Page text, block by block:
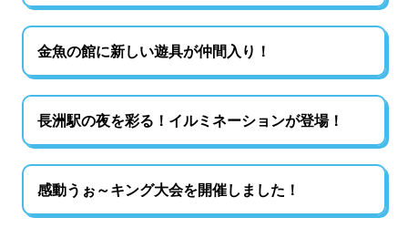
金魚の館に新しい遊具が仲間入り！
長洲駅の夜を彩る！イルミネーションが登場！
感動うぉ～キング大会を開催しました！